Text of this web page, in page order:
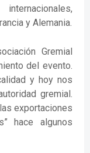
y Alemania.
Gremial
del evento.
y hoy nos
gremial.
exportaciones
hace algunos